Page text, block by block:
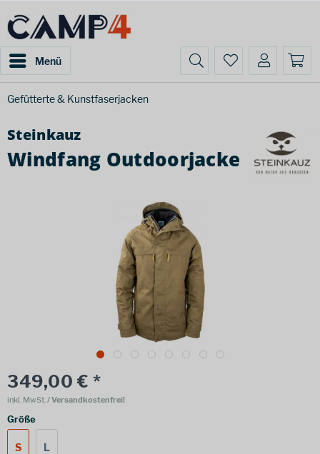
Menü
Gefütterte & Kunstfaserjacken
Steinkauz
Windfang Outdoorjacke
349,00 € *
inkl. MwSt./ Versandkostenfrei!
Größe
S L